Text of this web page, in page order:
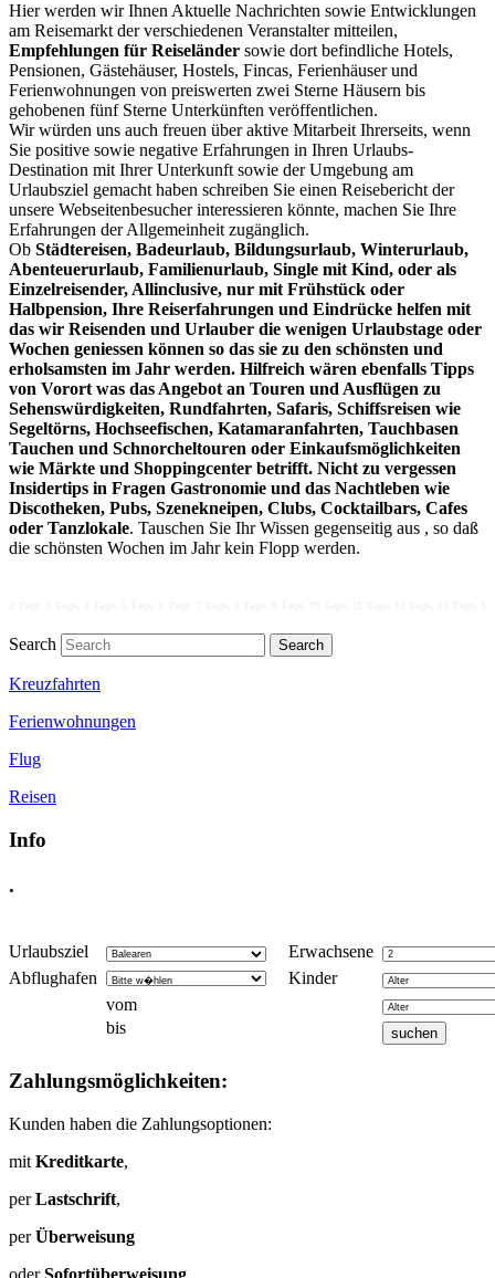
Hier werden wir Ihnen Aktuelle Nachrichten sowie Entwicklungen
am Reisemarkt der verschiedenen Veranstalter mitteilen,
Empfehlungen für Reiseländer sowie dort befindliche Hotels,
Pensionen, Gästehäuser, Hostels, Fincas, Ferienhäuser und
Ferienwohnungen von preiswerten zwei Sterne Häusern bis
gehobenen fünf Sterne Unterkünften veröffentlichen.
Wir würden uns auch freuen über aktive Mitarbeit Ihrerseits, wenn
Sie positive sowie negative Erfahrungen in Ihren Urlaubs-
Destination mit Ihrer Unterkunft sowie der Umgebung am
Urlaubsziel gemacht haben schreiben Sie einen Reisebericht der
unsere Webseitenbesucher interessieren könnte, machen Sie Ihre
Erfahrungen der Allgemeinheit zugänglich.
Ob Städtereisen, Badeurlaub, Bildungsurlaub, Winterurlaub,
Abenteuerurlaub, Familienurlaub, Single mit Kind, oder als
Einzelreisender, Allinclusive, nur mit Frühstück oder
Halbpension, Ihre Reiserfahrungen und Eindrücke helfen mit
das wir Reisenden und Urlauber die wenigen Urlaubstage oder
Wochen geniessen können so das sie zu den schönsten und
erholsamsten im Jahr werden. Hilfreich wären ebenfalls Tipps
von Vorort was das Angebot an Touren und Ausflügen zu
Sehenswürdigkeiten, Rundfahrten, Safaris, Schiffsreisen wie
Segeltörns, Hochseefischen, Katamaranfahrten, Tauchbasen
Tauchen und Schnorcheltouren oder Einkaufsmöglichkeiten
wie Märkte und Shoppingcenter betrifft. Nicht zu vergessen
Insidertips in Fragen Gastronomie und das Nachtleben wie
Discotheken, Pubs, Szenekneipen, Clubs, Cocktailbars, Cafes
oder Tanzlokale. Tauschen Sie Ihr Wissen gegenseitig aus , so daß
die schönsten Wochen im Jahr kein Flopp werden.
Search
Kreuzfahrten
Ferienwohnungen
Flug
Reisen
Info
.
Urlaubsziel
Erwachsene
Abflughafen
Kinder
vom
bis
Zahlungsmöglichkeiten:
Kunden haben die Zahlungsoptionen:
mit Kreditkarte,
perLastschrift,
perÜberweisung
oderSofortüberweisung